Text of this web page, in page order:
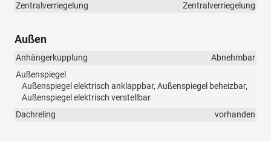
Zentralverriegelung
Zentralverriegelung
Außen
Anhängerkupplung
Abnehmbar
Außenspiegel
Außenspiegel elektrisch anklappbar, Außenspiegel beheizbar,
Außenspiegel elektrisch verstellbar
Dachreling
vorhanden